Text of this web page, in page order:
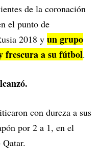
de la coronación
el punto de
2018 y un grupo
frescura a su fútbol.
con dureza a sus
por 2 a 1, en el